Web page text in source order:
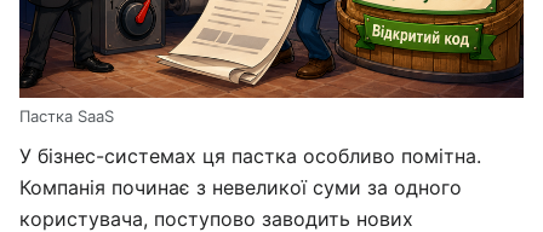
Пастка SaaS
У бізнес-системах ця пастка особливо помітна.
Компанія починає з невеликої суми за одного
користувача, поступово заводить нових